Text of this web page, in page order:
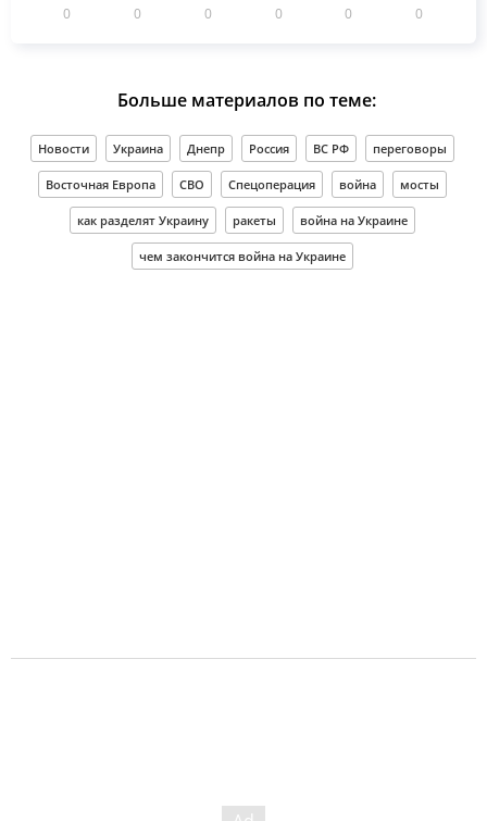
0 0 0 0 0 0
Больше материалов по теме:
Новости Украина Днепр Россия ВС РФ переговоры
Восточная Европа СВО Спецоперация война мосты
как разделят Украину ракеты война на Украине
чем закончится война на Украине